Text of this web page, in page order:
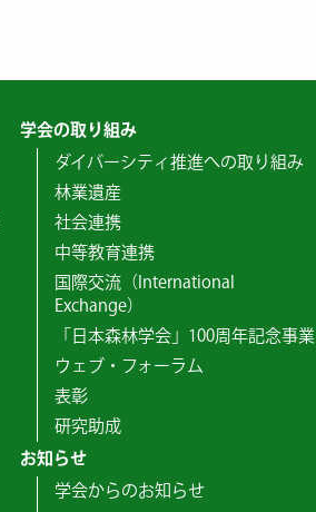
学会の取り組み
ダイバーシティ推進への取り組み
林業遺産
社会連携
中等教育連携
国際交流（International
Exchange）
「日本森林学会」100周年記念事業
ウェブ・フォーラム
表彰
研究助成
お知らせ
学会からのお知らせ